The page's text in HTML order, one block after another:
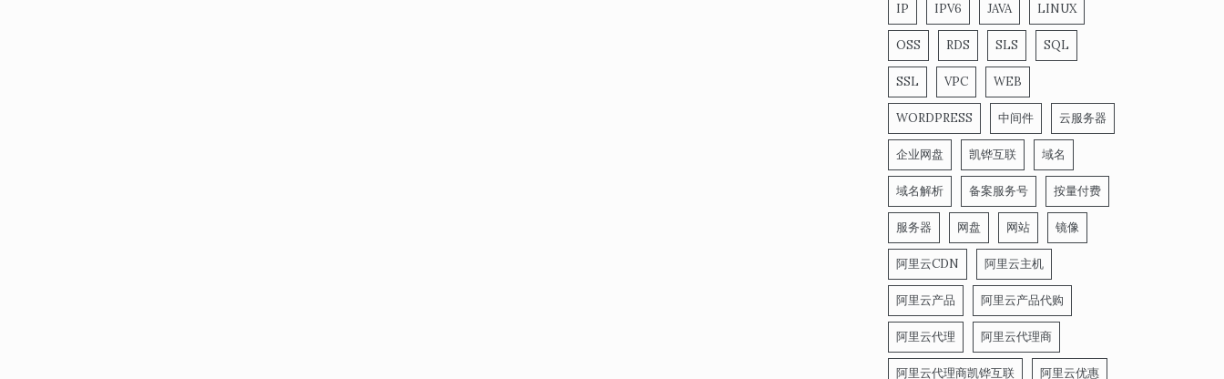
IP IPV6 JAVA LINUX
OSS RDS SLS SQL
SSL VPC WEB
WORDPRESS 中间件 云服务器
企业网盘 凯铧互联 域名
域名解析 备案服务号 按量付费
服务器 网盘 网站 镜像
阿里云CDN 阿里云主机
阿里云产品 阿里云产品代购
阿里云代理 阿里云代理商
阿里云代理商凯铧互联 阿里云优惠